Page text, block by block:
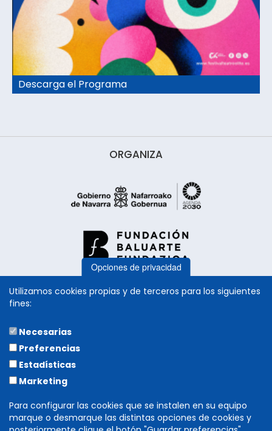
Descarga el Programa
ORGANIZA
Opciones de privacidad
Utilizamos cookies propias y de terceros para los siguientes
fines:
Necesarias
Preferencias
Estadísticas
Marketing
Para configurar las cookies que se instalen en su equipo
marque o desmarque las distintas opciones de cookies y